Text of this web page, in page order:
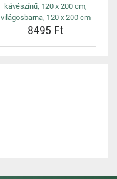
kávészínű, 120 x 200 cm,
világosbarna, 120 x 200 cm
8495 Ft